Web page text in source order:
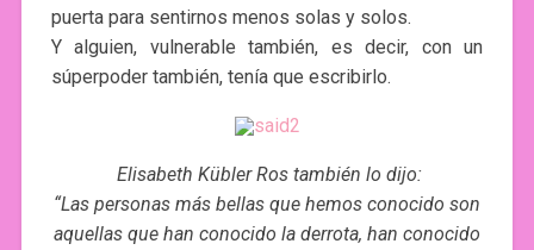
puerta para sentirnos menos solas y solos.
Y alguien, vulnerable también, es decir, con un
súperpoder también, tenía que escribirlo.
Elisabeth Kübler Ros también lo dijo:
“Las personas más bellas que hemos conocido son
aquellas que han conocido la derrota, han conocido